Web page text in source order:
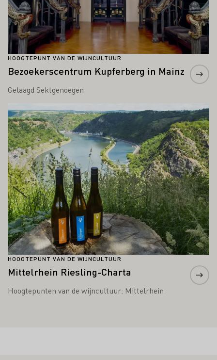
HOOGTEPUNT VAN DE WIJNCULTUUR
Bezoekerscentrum Kupferberg in Mainz
Gelaagd Sektgenoegen
HOOGTEPUNT VAN DE WIJNCULTUUR
Mittelrhein Riesling-Charta
Hoogtepunten van de wijncultuur: Mittelrhein
Meer informatie